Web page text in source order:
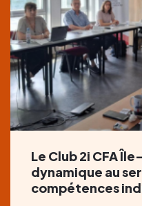
Le Club 2i CFA
dynamique au
compétences